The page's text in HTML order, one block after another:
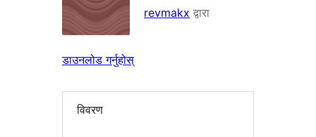
revmakx द्वारा
डाउनलोड गर्नुहोस्
विवरण